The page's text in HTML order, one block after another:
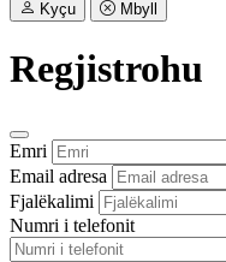
Kyçu
Mbyll
Regjistrohu
Emri
Email adresa
Fjalëkalimi
Numri i telefonit